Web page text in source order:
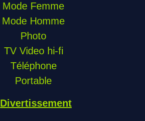
Mode Femme
Mode Homme
Photo
TV Video hi-fi
Téléphone
Portable
Divertissement